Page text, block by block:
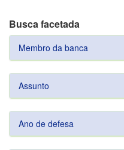
Busca facetada
Membro da banca
Assunto
Ano de defesa